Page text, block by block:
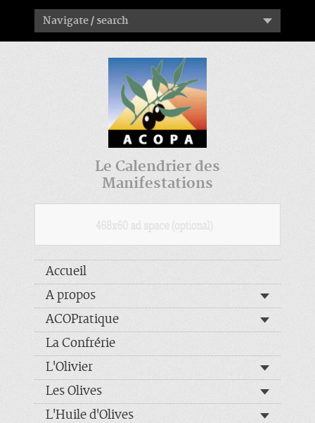
Navigate / search
Le Calendrier des
Manifestations
Accueil
A propos
ACOPratique
La Confrérie
L'Olivier
Les Olives
L'Huile d'Olives